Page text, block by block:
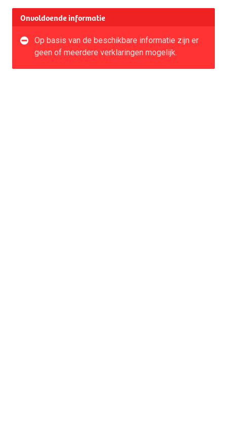
Onvoldoende informatie
Op basis van de beschikbare informatie zijn er
geen of meerdere verklaringen mogelijk.